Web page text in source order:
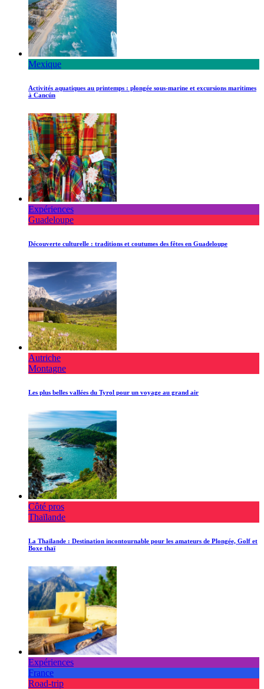
Mexique
Activités aquatiques au printemps : plongée sous-marine et excursions maritimes
à Cancún
Expériences
Guadeloupe
Découverte culturelle : traditions et coutumes des fêtes en Guadeloupe
Autriche
Montagne
Les plus belles vallées du Tyrol pour un voyage au grand air
Côté pros
Thaïlande
La Thaïlande : Destination incontournable pour les amateurs de Plongée, Golf et
Boxe thaï
Expériences
France
Road-trip